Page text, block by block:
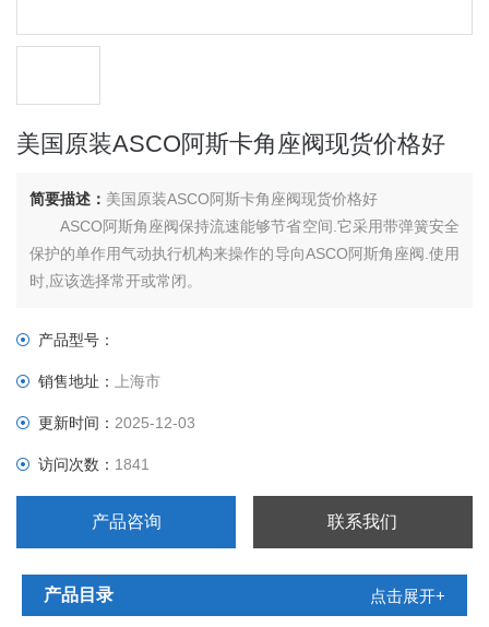
美国原装ASCO阿斯卡角座阀现货价格好
简要描述： 美国原装ASCO阿斯卡角座阀现货价格好
ASCO阿斯角座阀保持流速能够节省空间.它采用带弹簧安全
保护的单作用气动执行机构来操作的导向ASCO阿斯角座阀.使用
时,应该选择常开或常闭。
产品型号：
销售地址：上海市
更新时间：2025-12-03
访问次数： 1841
产品咨询 联系我们
产品目录 点击展开+